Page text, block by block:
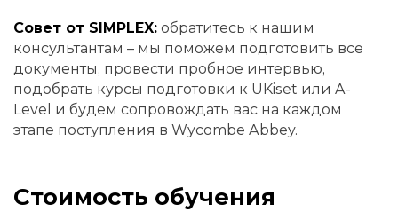
Совет от SIMPLEX: обратитесь к нашим
консультантам – мы поможем подготовить все
документы, провести пробное интервью,
подобрать курсы подготовки к UKiset или A-
Level и будем сопровождать вас на каждом
этапе поступления в Wycombe Abbey.
Стоимость обучения